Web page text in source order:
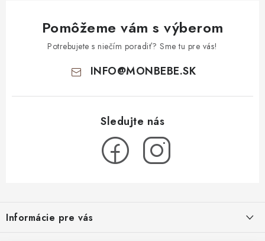
Pomôžeme vám s výberom
Potrebujete s niečím poradiť? Sme tu pre vás!
INFO@MONBEBE.SK
pInformácie pre vás